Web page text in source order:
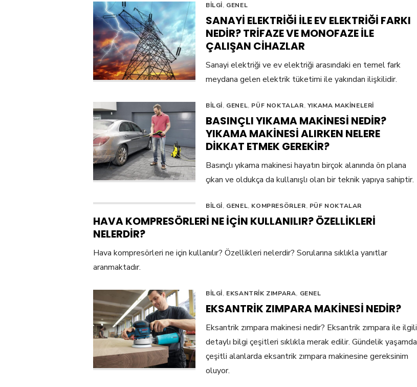
BILGI, GENEL
SANAYI ELEKTRIĞI ILE EV ELEKTRIĞI FARKI
NEDIR? TRIFAZE VE MONOFAZE ILE
ÇALIŞAN CIHAZLAR
Sanayi elektriği ve ev elektriği arasındaki en temel fark
meydana gelen elektrik tüketimi ile yakından ilişkilidir.
BILGI, GENEL, PÜF NOKTALAR, YIKAMA MAKINELERI
BASINÇLI YIKAMA MAKINESI NEDIR?
YIKAMA MAKINESI ALIRKEN NELERE
DIKKAT ETMEK GEREKIR?
Basınçlı yıkama makinesi hayatın birçok alanında ön plana
çıkan ve oldukça da kullanışlı olan bir teknik yapıya sahiptir.
BILGI, GENEL, KOMPRESÖRLER, PÜF NOKTALAR
HAVA KOMPRESÖRLERI NE İÇIN KULLANILIR? ÖZELLIKLERI
NELERDIR?
Hava kompresörleri ne için kullanılır? Özellikleri nelerdir? Sorularına sıklıkla yanıtlar
aranmaktadır.
BILGI, EKSANTRIK ZIMPARA, GENEL
EKSANTRIK ZIMPARA MAKINESI NEDIR?
Eksantrik zımpara makinesi nedir? Eksantrik zımpara ile ilgili
detaylı bilgi çeşitleri sıklıkla merak edilir. Gündelik yaşamda
çeşitli alanlarda eksantrik zımpara makinesine gereksinim
oluyor.